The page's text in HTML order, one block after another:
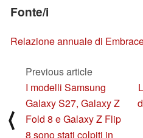
Fonte/i
Relazione annuale di
⟨
Previous article
I modelli Samsung
Galaxy S27, Galaxy Z
Fold 8 e Galaxy Z Flip
8 sono stati colpiti in